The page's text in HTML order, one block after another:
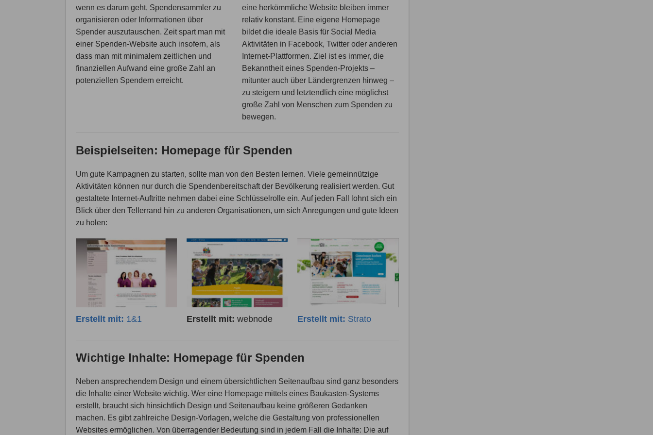
wenn es darum geht, Spendensammler zu
organisieren oder Informationen über
Spender auszutauschen. Zeit spart man mit
einer Spenden-Website auch insofern, als
dass man mit minimalem zeitlichen und
finanziellen Aufwand eine große Zahl an
potenziellen Spendern erreicht.
eine herkömmliche Website bleiben immer
relativ konstant. Eine eigene Homepage
bildet die ideale Basis für Social Media
Aktivitäten in Facebook, Twitter oder anderen
Internet-Plattformen. Ziel ist es immer, die
Bekanntheit eines Spenden-Projekts –
mitunter auch über Ländergrenzen hinweg –
zu steigern und letztendlich eine möglichst
große Zahl von Menschen zum Spenden zu
bewegen.
Beispielseiten: Homepage für Spenden
Um gute Kampagnen zu starten, sollte man von den Besten lernen. Viele gemeinnützige
Aktivitäten können nur durch die Spendenbereitschaft der Bevölkerung realisiert werden. Gut
gestaltete Internet-Auftritte nehmen dabei eine Schlüsselrolle ein. Auf jeden Fall lohnt sich ein
Blick über den Tellerrand hin zu anderen Organisationen, um sich Anregungen und gute Ideen
zu holen:
Erstellt mit: 1&1 Erstellt mit:webnode Erstellt mit: Strato
Wichtige Inhalte: Homepage für Spenden
Neben ansprechendem Design und einem übersichtlichen Seitenaufbau sind ganz besonders
die Inhalte einer Website wichtig. Wer eine Homepage mittels eines Baukasten-Systems
erstellt, braucht sich hinsichtlich Design und Seitenaufbau keine größeren Gedanken
machen. Es gibt zahlreiche Design-Vorlagen, welche die Gestaltung von professionellen
Websites ermöglichen. Von überragender Bedeutung sind in jedem Fall die Inhalte: Die auf